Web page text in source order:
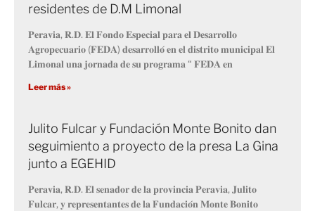
residentes de D.M Limonal
𝐏𝐞𝐫𝐚𝐯𝐢𝐚, 𝐑.𝐃. 𝐄𝐥 𝐅𝐨𝐧𝐝𝐨 𝐄𝐬𝐩𝐞𝐜𝐢𝐚𝐥 𝐩𝐚𝐫𝐚 𝐞𝐥 𝐃𝐞𝐬𝐚𝐫𝐫𝐨𝐥𝐥𝐨
𝐀𝐠𝐫𝐨𝐩𝐞𝐜𝐮𝐚𝐫𝐢𝐨 (𝐅𝐄𝐃𝐀) 𝐝𝐞𝐬𝐚𝐫𝐫𝐨𝐥𝐥𝐨́ 𝐞𝐧 𝐞𝐥 𝐝𝐢𝐬𝐭𝐫𝐢𝐭𝐨 𝐦𝐮𝐧𝐢𝐜𝐢𝐩𝐚𝐥 𝐄𝐥
𝐋𝐢𝐦𝐨𝐧𝐚𝐥 𝐮𝐧𝐚 𝐣𝐨𝐫𝐧𝐚𝐝𝐚 𝐝𝐞 𝐬𝐮 𝐩𝐫𝐨𝐠𝐫𝐚𝐦𝐚 “ 𝐅𝐄𝐃𝐀 𝐞𝐧
Leer más »
Julito Fulcar y Fundación Monte Bonito dan
seguimiento a proyecto de la presa La Gina
junto a EGEHID
𝐏𝐞𝐫𝐚𝐯𝐢𝐚, 𝐑.𝐃. 𝐄𝐥 𝐬𝐞𝐧𝐚𝐝𝐨𝐫 𝐝𝐞 𝐥𝐚 𝐩𝐫𝐨𝐯𝐢𝐧𝐜𝐢𝐚 𝐏𝐞𝐫𝐚𝐯𝐢𝐚, 𝐉𝐮𝐥𝐢𝐭𝐨
𝐅𝐮𝐥𝐜𝐚𝐫, 𝐲 𝐫𝐞𝐩𝐫𝐞𝐬𝐞𝐧𝐭𝐚𝐧𝐭𝐞𝐬 𝐝𝐞 𝐥𝐚 𝐅𝐮𝐧𝐝𝐚𝐜𝐢𝐨́𝐧 𝐌𝐨𝐧𝐭𝐞 𝐁𝐨𝐧𝐢𝐭𝐨